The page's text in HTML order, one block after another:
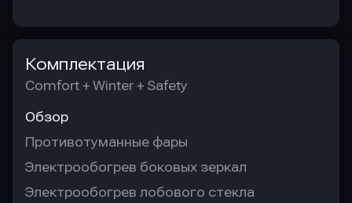
Комплектация
Comfort + Winter + Safety
Обзор
Противотуманные фары
Электрообогрев боковых зеркал
Электрообогрев лобового стекла